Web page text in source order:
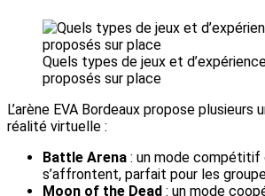
Quels types de jeux et
proposés sur place
L’arène EVA Bordeaux propose plusieurs
réalité virtuelle :
Battle Arena : un mode compétitif
s’affrontent, parfait pour les
Moon of the Dead : un mode